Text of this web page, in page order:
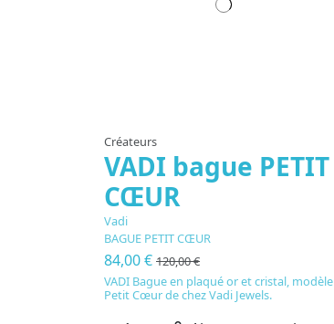
Créateurs
VADI bague PETIT
CŒUR
Vadi
BAGUE PETIT CŒUR
84,00 € 120,00 €
VADI Bague en plaqué or et cristal, modèle
Petit Cœur de chez Vadi Jewels.